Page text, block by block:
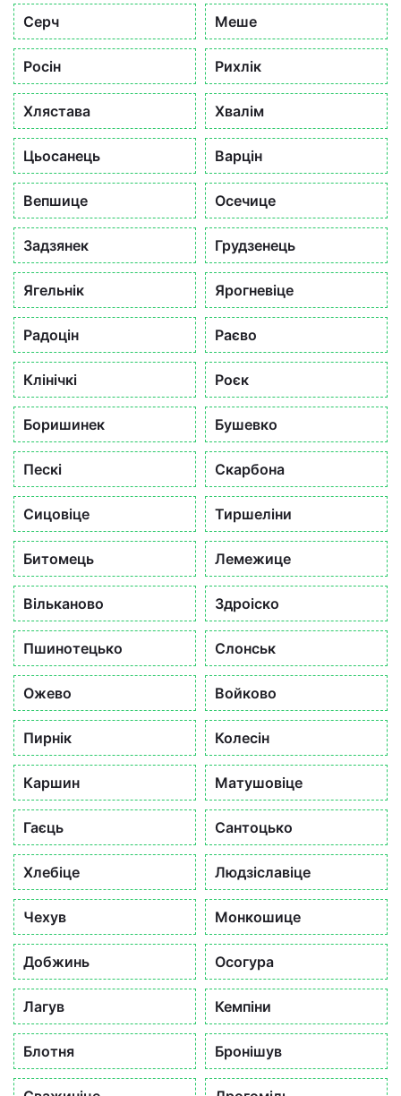
Серч Меше
Росін Рихлік
Хлястава Хвалім
Цьосанець Варцін
Вепшице Осечице
Задзянек Грудзенець
Ягельнік Ярогневіце
Радоцін Раєво
Клінічкі Роєк
Боришинек Бушевко
Пескі Скарбона
Сицовіце Тиршеліни
Битомець Лемежице
Вільканово Здроіско
Пшинотецько Слонськ
Ожево Войково
Пирнік Колесін
Каршин Матушовіце
Гаєць Сантоцько
Хлебіце Людзіславіце
Чехув Монкошице
Добжинь Осогура
Лагув Кемпіни
Блотня Бронішув